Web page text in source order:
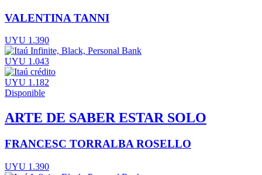
VALENTINA TANNI
UYU 1.390
UYU 1.043
UYU 1.182
Disponible
ARTE DE SABER ESTAR SOLO
FRANCESC TORRALBA ROSELLO
UYU 1.390